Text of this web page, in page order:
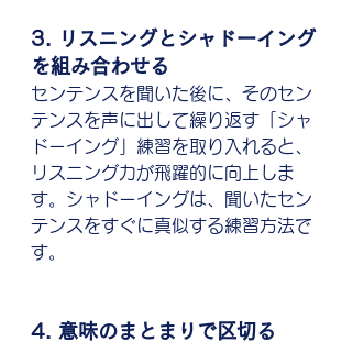
3. リスニングとシャドーイング
を組み合わせる
センテンスを聞いた後に、そのセン
テンスを声に出して繰り返す「シャ
ドーイング」練習を取り入れると、
リスニング力が飛躍的に向上しま
す。シャドーイングは、聞いたセン
テンスをすぐに真似する練習方法で
す。
4. 意味のまとまりで区切る